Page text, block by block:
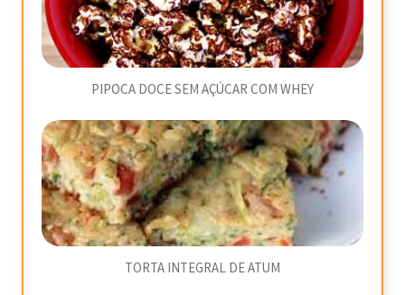
PIPOCA DOCE SEM AÇÚCAR COM WHEY
TORTA INTEGRAL DE ATUM